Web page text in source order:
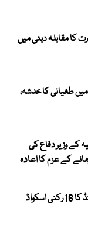
اور بھارت کا مقابلہ دبئی میں
میں طغیانی کا خدشہ،
کے وزیر دفاع کی
کے عزم کا اعادہ
پاکستان کیخلاف ٹیسٹ سیریز ، انگلینڈ کا 16 رکنی اسکواڈ